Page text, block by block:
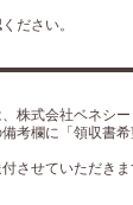
ださい。
株式会社ベネシ
考欄に「領収書
させていただき